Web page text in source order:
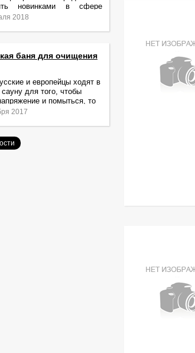
новинками в сфере
и ухода за телом.
2018
баня для очищения
и европейцы ходят в
для того, чтобы
и помыться, то
идут туда за
2017